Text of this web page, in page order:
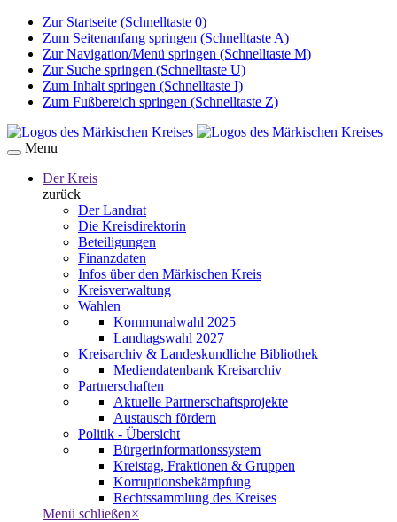
Zur Startseite (Schnelltaste 0)
Zum Seitenanfang springen (Schnelltaste A)
Zur Navigation/Menü springen (Schnelltaste M)
Zur Suche springen (Schnelltaste U)
Zum Inhalt springen (Schnelltaste I)
Zum Fußbereich springen (Schnelltaste Z)
Menu
Der Kreis
zurück
Der Landrat
Die Kreisdirektorin
Beteiligungen
Finanzdaten
Infos über den Märkischen Kreis
Kreisverwaltung
Wahlen
Kommunalwahl 2025
Landtagswahl 2027
Kreisarchiv & Landeskundliche Bibliothek
Mediendatenbank Kreisarchiv
Partnerschaften
Aktuelle Partnerschaftsprojekte
Austausch fördern
Politik - Übersicht
Bürgerinformationssystem
Kreistag, Fraktionen & Gruppen
Korruptionsbekämpfung
Rechtssammlung des Kreises
Menü schließen×